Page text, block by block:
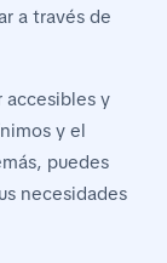
a través de
accesibles y
y el
puedes
necesidades